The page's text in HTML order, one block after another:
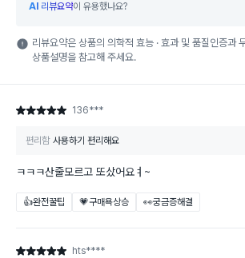
AI 리뷰요약이 유용했나요?
리뷰요약은 상품의 의학적 효능 · 효과 및 품질인증과
상품설명을 참고해 주세요.
별점 5점 136***
편리함 사용하기 편리해요
ㅋㅋㅋ산줄모르고 또샀어요ㅕ~
👍완전꿀팁 💗구매욕상승 👀궁금증해결
별점 5점 hts****